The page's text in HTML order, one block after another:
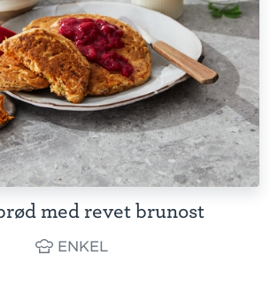
med revet brunost
ENKEL